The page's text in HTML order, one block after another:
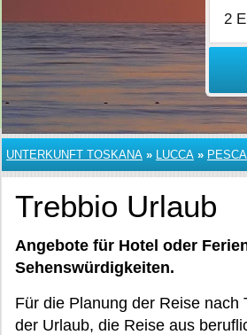
UNTERKUNFT TOSKANA » LUCCA »
Trebbio Urlaub
Angebote für Hotel oder
Sehenswürdigkeiten.
Für die Planung der Reise
der Urlaub, die Reise aus